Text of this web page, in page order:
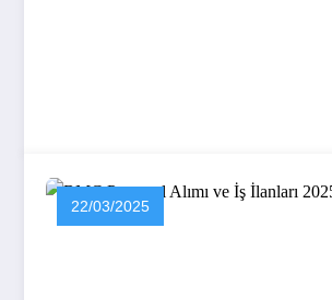
22/03/2025